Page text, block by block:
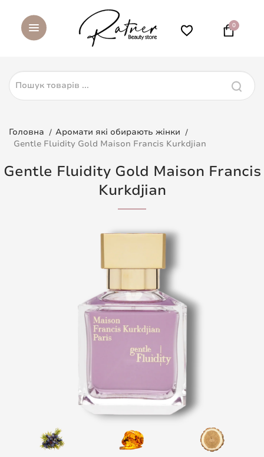
0
Головна
Аромати які обирають жінки
Gentle Fluidity Gold Maison Francis Kurkdjian
Gentle Fluidity Gold Maison Francis
Kurkdjian